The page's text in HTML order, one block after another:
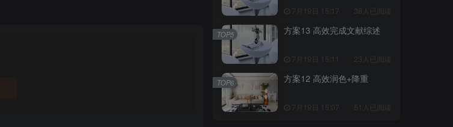
7月19日 15:17 38人已阅读
方案13 高效完成文献综述
7月19日 15:11 23人已阅读
TOP5
方案12 高效润色+降重
7月19日 15:07 51人已阅读
TOP6